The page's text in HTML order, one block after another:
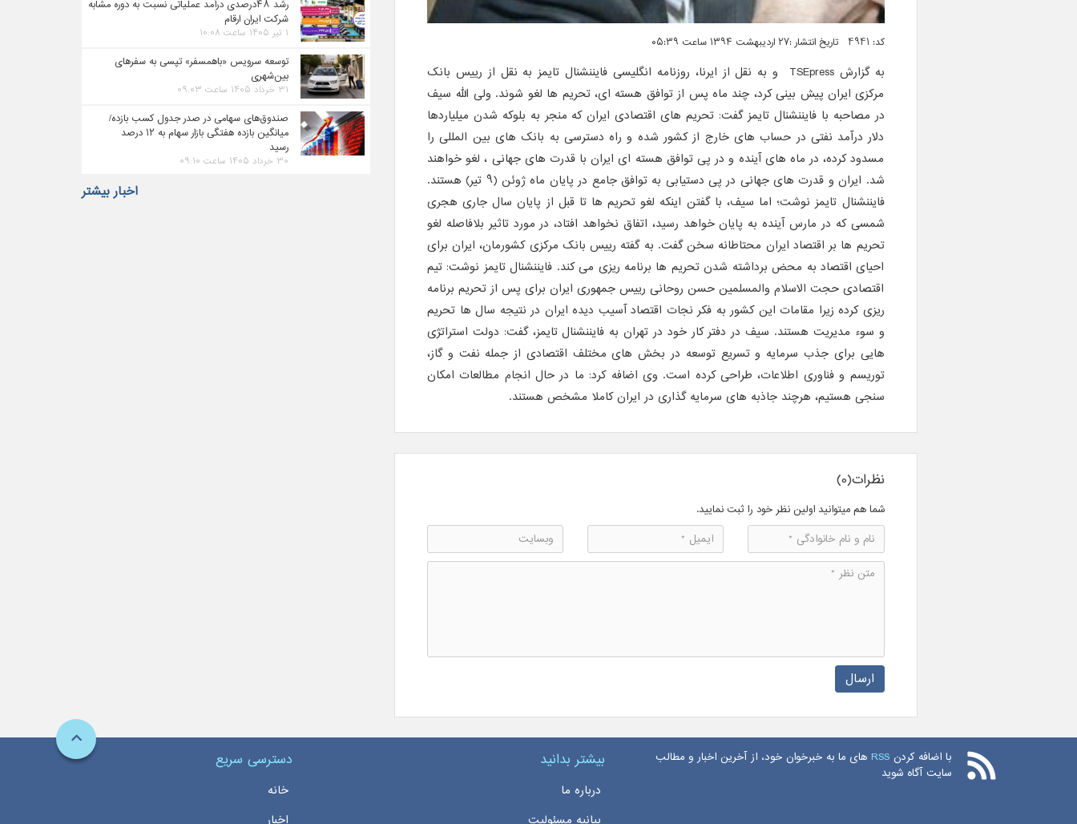
کد: 4941 تاریخ انتشار :۲۷ اردیبهشت ۱۳۹۴ ساعت ۰۵:۳۹
به گزارش TSEpress و به نقل از ایرنا، روزنامه انگلیسی فایننشنال تایمز به نقل از رییس بانک
مرکزی ایران پیش بینی کرد، چند ماه پس از توافق هسته ای، تحریم ها لغو شوند. ولی الله سیف
در مصاحبه با فایننشنال تایمز گفت: تحریم های اقتصادی ایران که منجر به بلوکه شدن میلیاردها
دلار درآمد نفتی در حساب های خارج از کشور شده و راه دسترسی به بانک های بین المللی را
مسدود کرده، در ماه های آینده و در پی توافق هسته ای ایران با قدرت های جهانی ، لغو خواهند
شد. ایران و قدرت های جهانی در پی دستیابی به توافق جامع در پایان ماه ژوئن (9 تیر) هستند.
فایننشنال تایمز نوشت؛ اما سیف، با گفتن اینکه لغو تحریم ها تا قبل از پایان سال جاری هجری
شمسی که در مارس آینده به پایان خواهد رسید، اتفاق نخواهد افتاد، در مورد تاثیر بلافاصله لغو
تحریم ها بر اقتصاد ایران محتاطانه سخن گفت. به گفته رییس بانک مرکزی کشورمان، ایران برای
احیای اقتصاد به محض برداشته شدن تحریم ها برنامه ریزی می کند. فایننشنال تایمز نوشت: تیم
اقتصادی حجت الاسلام والمسلمین حسن روحانی رییس جمهوری ایران برای پس از تحریم برنامه
ریزی کرده زیرا مقامات این کشور به فکر نجات اقتصاد آسیب دیده ایران در نتیجه سال ها تحریم
و سوء مدیریت هستند. سیف در دفتر کار خود در تهران به فایننشنال تایمز، گفت: دولت استراتژی
هایی برای جذب سرمایه و تسریع توسعه در بخش های مختلف اقتصادی از جمله نفت و گاز،
توریسم و فناوری اطلاعات، طراحی کرده است. وی اضافه کرد: ما در حال انجام مطالعات امکان
سنجی هستیم، هرچند جاذبه های سرمایه گذاری در ایران کاملا مشخص هستند.
نظرات(0)
شما هم میتوانید اولین نظر خود را ثبت نمایید.
ارسال
رشد ۴۸درصدی درآمد عملیاتی نسبت به دوره مشابه
شرکت ایران ارقام
۱ تیر ۱۴۰۵ ساعت ۱۰:۰۸
توسعه سرویس «باهمسفر» تپسی به سفرهای
بین‌شهری
۳۱ خرداد ۱۴۰۵ ساعت ۰۹:۰۳
صندوق‌های سهامی در صدر جدول کسب بازده/
میانگین بازده هفتگی بازار سهام به ۱۲ درصد
رسید
۳۰ خرداد ۱۴۰۵ ساعت ۰۹:۱۰
اخبار بیشتر
با اضافه کردن RSS های ما به خبرخوان خود، از آخرین اخبار و مطالب
سایت آگاه شوید
بیشتر بدانید
درباره ما
دسترسی سریع
خانه